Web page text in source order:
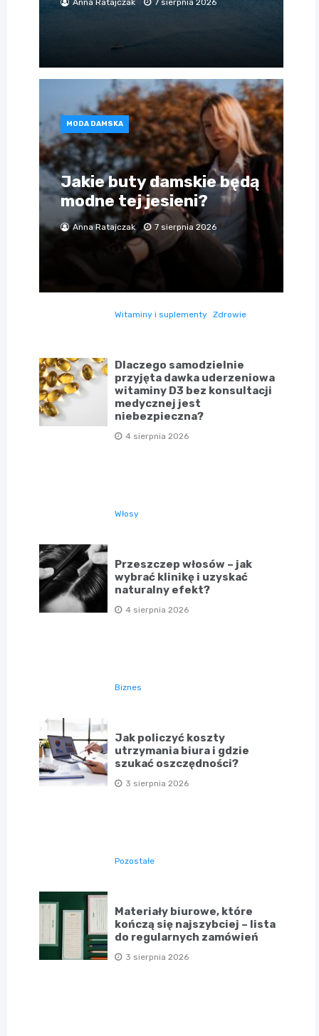
Anna Ratajczak 7 sierpnia 2026
MODA DAMSKA
Jakie buty damskie będą
modne tej jesieni?
Anna Ratajczak 7 sierpnia 2026
Witaminy i suplementy Zdrowie
Dlaczego samodzielnie
przyjęta dawka uderzeniowa
witaminy D3 bez konsultacji
medycznej jest
niebezpieczna?
4 sierpnia 2026
Włosy
Przeszczep włosów – jak
wybrać klinikę i uzyskać
naturalny efekt?
4 sierpnia 2026
Biznes
Jak policzyć koszty
utrzymania biura i gdzie
szukać oszczędności?
3 sierpnia 2026
Pozostałe
Materiały biurowe, które
kończą się najszybciej – lista
do regularnych zamówień
3 sierpnia 2026